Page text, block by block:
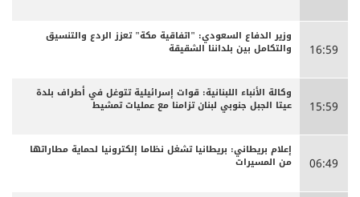
16:59
وزير الدفاع السعودي: "اتفاقية مكة" تعزز الردع والتنسيق
والتكامل بين بلداننا الشقيقة
15:59
وكالة الأنباء اللبنانية: قوات إسرائيلية تتوغل في أطراف بلدة
عيتا الجبل جنوبي لبنان تزامنا مع عمليات تمشيط
06:49
إعلام بريطاني: بريطانيا تشغل نظاما إلكترونيا لحماية مطاراتها
من المسيرات